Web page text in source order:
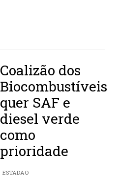
Coalizão dos
Biocombustíveis
quer SAF e
diesel verde
como
prioridade
ESTADÃO